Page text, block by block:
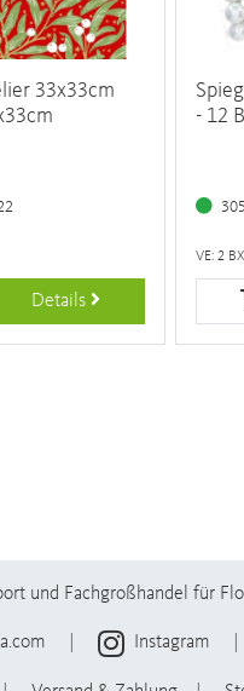
33x33cm
Details
- 12
VE: 2 BX
und Fachgroßhandel für
Instagram